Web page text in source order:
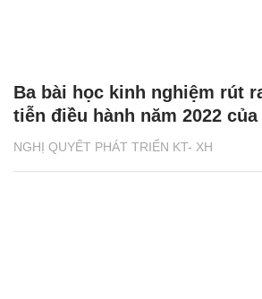
NGHỊ QUYẾT PHÁT TRIỂN KT- XH
Ba bài học kinh nghiệm rút
tiễn điều hành năm 2022 của